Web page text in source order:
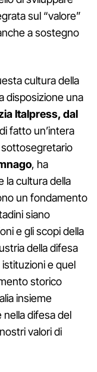
sul “valore”
a sostegno
cultura della
disposizione una
Italpress, dal
fatto un’intera
sottosegretario
, ha
la cultura della
un fondamento
siano
e gli scopi della
della difesa
e quel
storico
insieme
nella difesa del
valori di